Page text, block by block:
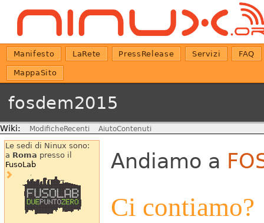
Manifesto LaRete PressRelease Servizi FAQ
MappaSito
fosdem2015
Wiki: ModificheRecenti AiutoContenuti
Le sedi di Ninux sono:
a Roma presso il
FusoLab
Andiamo a
Ci contiamo?